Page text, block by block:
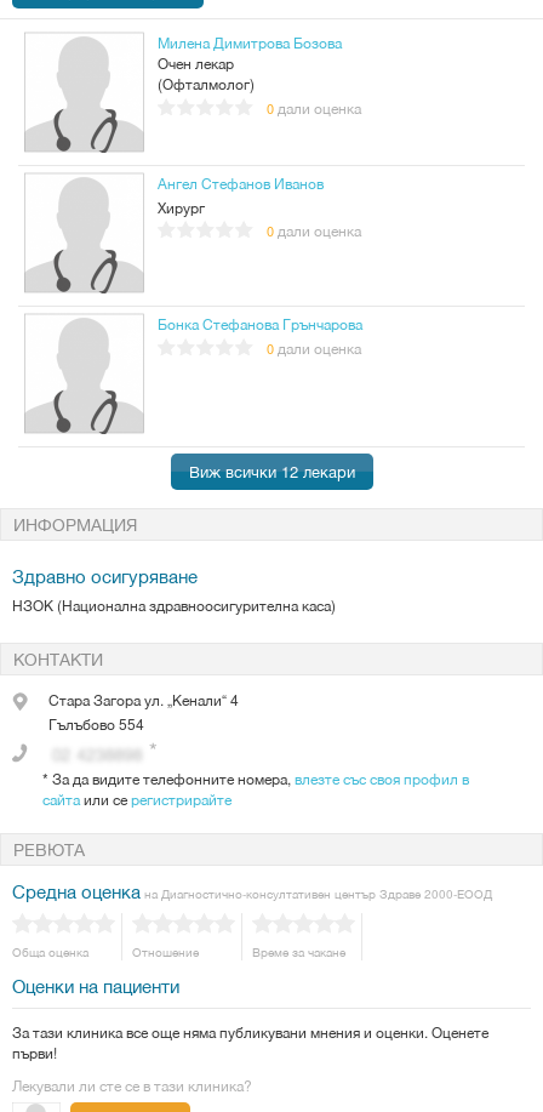
Милена Димитрова Бозова
Очен лекар
(Офталмолог)
0 дали оценка
Ангел Стефанов Иванов
Хирург
0 дали оценка
Бонка Стефанова Грънчарова
0 дали оценка
Виж всички 12 лекари
ИНФОРМАЦИЯ
Здравно осигуряване
НЗОК (Национална здравноосигурителна каса)
КОНТАКТИ
Стара Загораул. „Кенали“ 4
Гълъбово554
* За да видите телефонните номера, влезте със своя профил в
сайтаили серегистрирайте
РЕВЮТА
Средна оценка на Диагностично-консултативен център Здраве 2000-ЕООД
Обща оценка Отношение Време за чакане
Оценки на пациенти
За тази клиника все още няма публикувани мнения и оценки. Оценете
първи!
Лекували ли сте се в тази клиника?